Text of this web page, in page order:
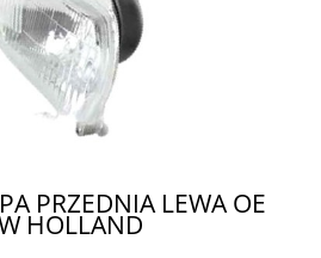
PRZEDNIA LEWA OE
HOLLAND